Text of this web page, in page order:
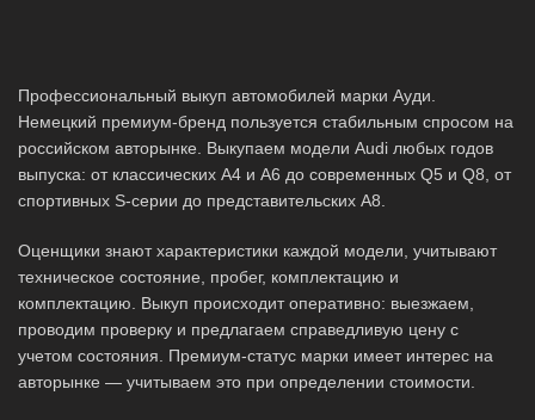
Профессиональный выкуп автомобилей марки Ауди.
Немецкий премиум-бренд пользуется стабильным спросом на
российском авторынке. Выкупаем модели Audi любых годов
выпуска: от классических A4 и A6 до современных Q5 и Q8, от
спортивных S-серии до представительских A8.
Оценщики знают характеристики каждой модели, учитывают
техническое состояние, пробег, комплектацию и
комплектацию. Выкуп происходит оперативно: выезжаем,
проводим проверку и предлагаем справедливую цену с
учетом состояния. Премиум-статус марки имеет интерес на
авторынке — учитываем это при определении стоимости.